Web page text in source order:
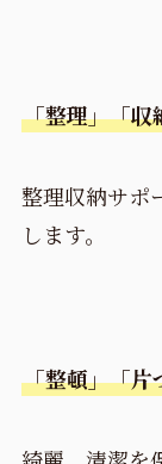
「整理」「収
整理収納サポ
します。
「整頓」「片